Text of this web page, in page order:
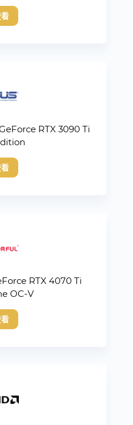
RTX 3090 Ti
RTX 4070 Ti
OC-V